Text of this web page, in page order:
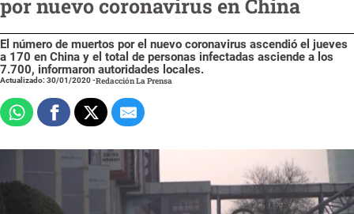
por nuevo coronavirus en China
El número de muertos por el nuevo coronavirus ascendió el jueves
a 170 en China y el total de personas infectadas asciende a los
7.700, informaron autoridades locales.
Actualizado: 30/01/2020-Redacción La Prensa